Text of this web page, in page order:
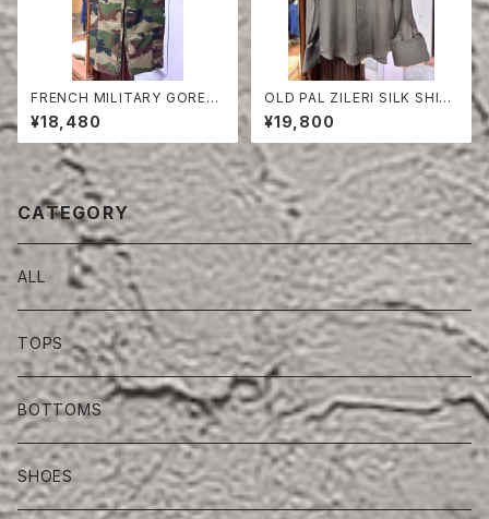
FRENCH MILITARY GORET
EX PANTS
¥18,480
OLD PAL ZILERI SILK SHIR
T
¥19,800
CATEGORY
ALL
TOPS
BOTTOMS
SHOES